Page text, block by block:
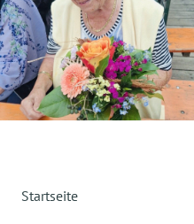
Startseite